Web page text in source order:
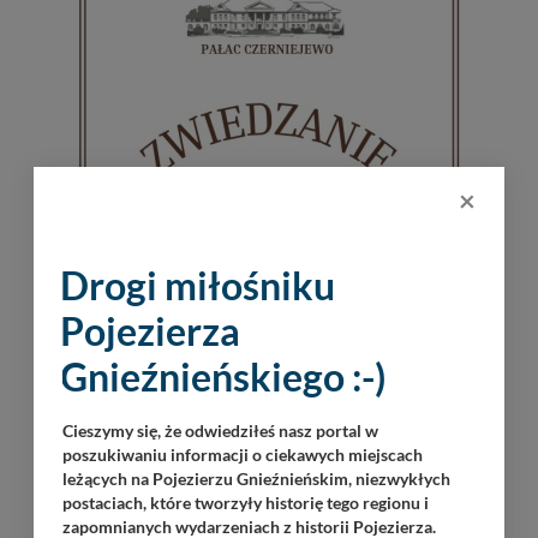
×
Drogi miłośniku
Pojezierza
Gnieźnieńskiego :-)
Cieszymy się, że odwiedziłeś nasz portal w
poszukiwaniu informacji o ciekawych miejscach
leżących na Pojezierzu Gnieźnieńskim, niezwykłych
postaciach, które tworzyły historię tego regionu i
zapomnianych wydarzeniach z historii Pojezierza.